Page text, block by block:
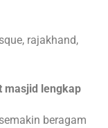
rajakhand,
masjid lengkap
beragam